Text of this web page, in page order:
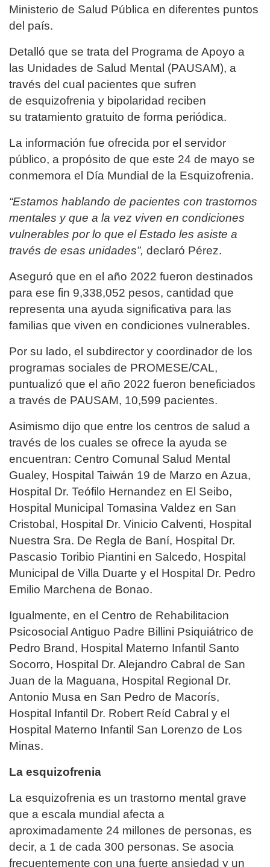
Ministerio de Salud Pública en diferentes puntos
del país.
Detalló que se trata del Programa de Apoyo a
las Unidades de Salud Mental (PAUSAM), a
través del cual pacientes que sufren
de esquizofrenia y bipolaridad reciben
su tratamiento gratuito de forma periódica.
La información fue ofrecida por el servidor
público, a propósito de que este 24 de mayo se
conmemora el Día Mundial de la Esquizofrenia.
“Estamos hablando de pacientes con trastornos
mentales y que a la vez viven en condiciones
vulnerables por lo que el Estado les asiste a
través de esas unidades”, declaró Pérez.
Aseguró que en el año 2022 fueron destinados
para ese fin 9,338,052 pesos, cantidad que
representa una ayuda significativa para las
familias que viven en condiciones vulnerables.
Por su lado, el subdirector y coordinador de los
programas sociales de PROMESE/CAL,
puntualizó que el año 2022 fueron beneficiados
a través de PAUSAM, 10,599 pacientes.
Asimismo dijo que entre los centros de salud a
través de los cuales se ofrece la ayuda se
encuentran: Centro Comunal Salud Mental
Gualey, Hospital Taiwán 19 de Marzo en Azua,
Hospital Dr. Teófilo Hernandez en El Seibo,
Hospital Municipal Tomasina Valdez en San
Cristobal, Hospital Dr. Vinicio Calventi, Hospital
Nuestra Sra. De Regla de Baní, Hospital Dr.
Pascasio Toribio Piantini en Salcedo, Hospital
Municipal de Villa Duarte y el Hospital Dr. Pedro
Emilio Marchena de Bonao.
Igualmente, en el Centro de Rehabilitacion
Psicosocial Antiguo Padre Billini Psiquiátrico de
Pedro Brand, Hospital Materno Infantil Santo
Socorro, Hospital Dr. Alejandro Cabral de San
Juan de la Maguana, Hospital Regional Dr.
Antonio Musa en San Pedro de Macorís,
Hospital Infantil Dr. Robert Reíd Cabral y el
Hospital Materno Infantil San Lorenzo de Los
Minas.
La esquizofrenia
La esquizofrenia es un trastorno mental grave
que a escala mundial afecta a
aproximadamente 24 millones de personas, es
decir, a 1 de cada 300 personas. Se asocia
frecuentemente con una fuerte ansiedad y un